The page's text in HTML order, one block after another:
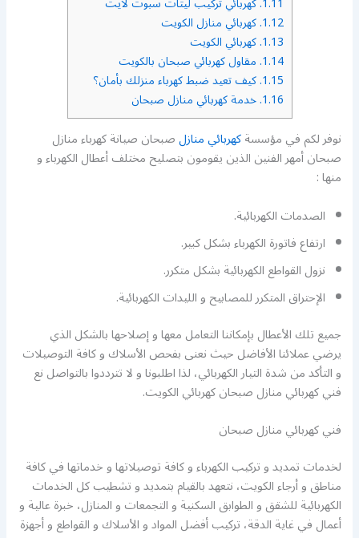
1.12. كهربائي منازل الكويت
1.13. كهربائي الكويت
1.14. مقاول كهربائي صبحان بالكويت
1.15. كيف تعيد ضبط كهرباء منزلك بأمان؟
1.16. خدمة كهربائي منازل صبحان
نوفر لكم في مؤسسةكهربائي منازلصبحان صيانة كهرباء منازل
صبحان أمهر الفنين الذين يقومون بتصليح مختلف أعطال الكهرباء و
منها :
الصدمات الكهربائية.
ارتفاع فاتورة الكهرباء بشكل كبير.
نزول القواطع الكهربائية بشكل متكرر.
الإحتراق المتكرر للمصابيح و الليدات الكهربائية.
جميع تلك الأعطال بإمكاننا التعامل معها و إصلاحها بالشكل الذي
يرضي عملائنا الأفاضل حيث نعنى بفحص الأسلاك و كافة التوصيلات
و التأكد من شدة التيار الكهربائي، لذا اطلبونا و لا تترددوا بالتواصل نع
فني كهربائي منازل صبحان كهربائي الكويت.
فني كهربائي منازل صبحان
لخدمات تمديد و تركيب الكهرباء و كافة توصيلاتها و خدماتها في كافة
مناطق و أرجاء الكويت، نتعهد بالقيام بتمديد و تشطيب كل الخدمات
الكهربائية للشقق و الطوابق السكنية و التجمعات و المنازل، خبرة عالية و
أعمال في غاية الدقة، تركيب أفضل المواد و الأسلاك و القواطع و أجهزة